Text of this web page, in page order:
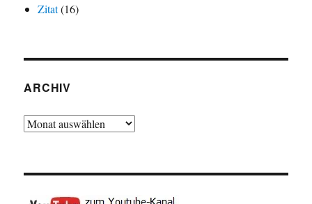
Zitat(16)
ARCHIV
Archiv